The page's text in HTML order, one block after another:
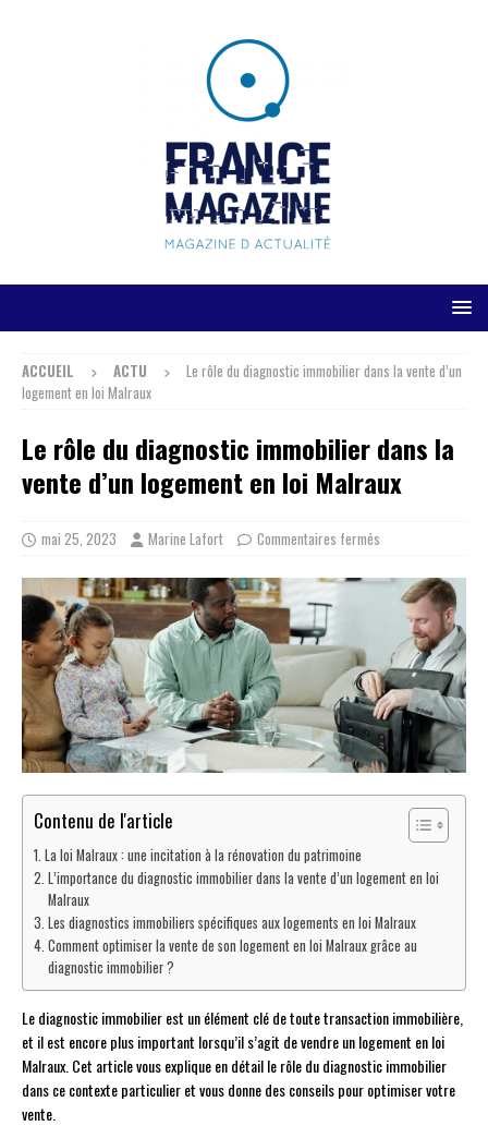
ACCUEIL ACTU
Le rôle du diagnostic immobilier dans la vente d’un
logement en loi Malraux
Le rôle du diagnostic immobilier dans la
vente d’un logement en loi Malraux
mai 25, 2023 Marine Lafort Commentaires fermés
Contenu de l'article
La loi Malraux : une incitation à la rénovation du patrimoine
L’importance du diagnostic immobilier dans la vente d’un logement en loi
Malraux
Les diagnostics immobiliers spécifiques aux logements en loi Malraux
Comment optimiser la vente de son logement en loi Malraux grâce au
diagnostic immobilier ?
Le diagnostic immobilier est un élément clé de toute transaction immobilière,
et il est encore plus important lorsqu’il s’agit de vendre un logement en loi
Malraux. Cet article vous explique en détail le rôle du diagnostic immobilier
dans ce contexte particulier et vous donne des conseils pour optimiser votre
vente.